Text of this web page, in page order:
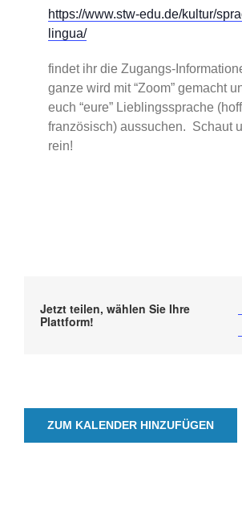
https://www.stw-edu.de/kultur/
lingua/
findet ihr die Zugangs-
ganze wird mit “Zoom” gemacht
euch “eure” Lieblingssprache
französisch) aussuchen. Schaut
rein!
Jetzt teilen, wählen Sie Ihre
Plattform!
ZUM KALENDER HINZUFÜGEN